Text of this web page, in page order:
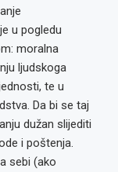
u pogledu
moralna
ljudskoga
te u
Da bi se taj
dužan slijediti
i poštenja.
sebi (ako